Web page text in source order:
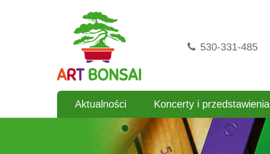
530-331-485
Aktualności Koncerty i przedstawienia